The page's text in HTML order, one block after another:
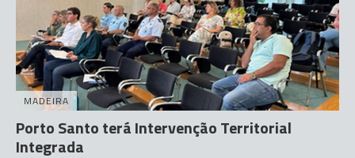
MADEIRA
Porto Santo terá Intervenção Territorial
Integrada